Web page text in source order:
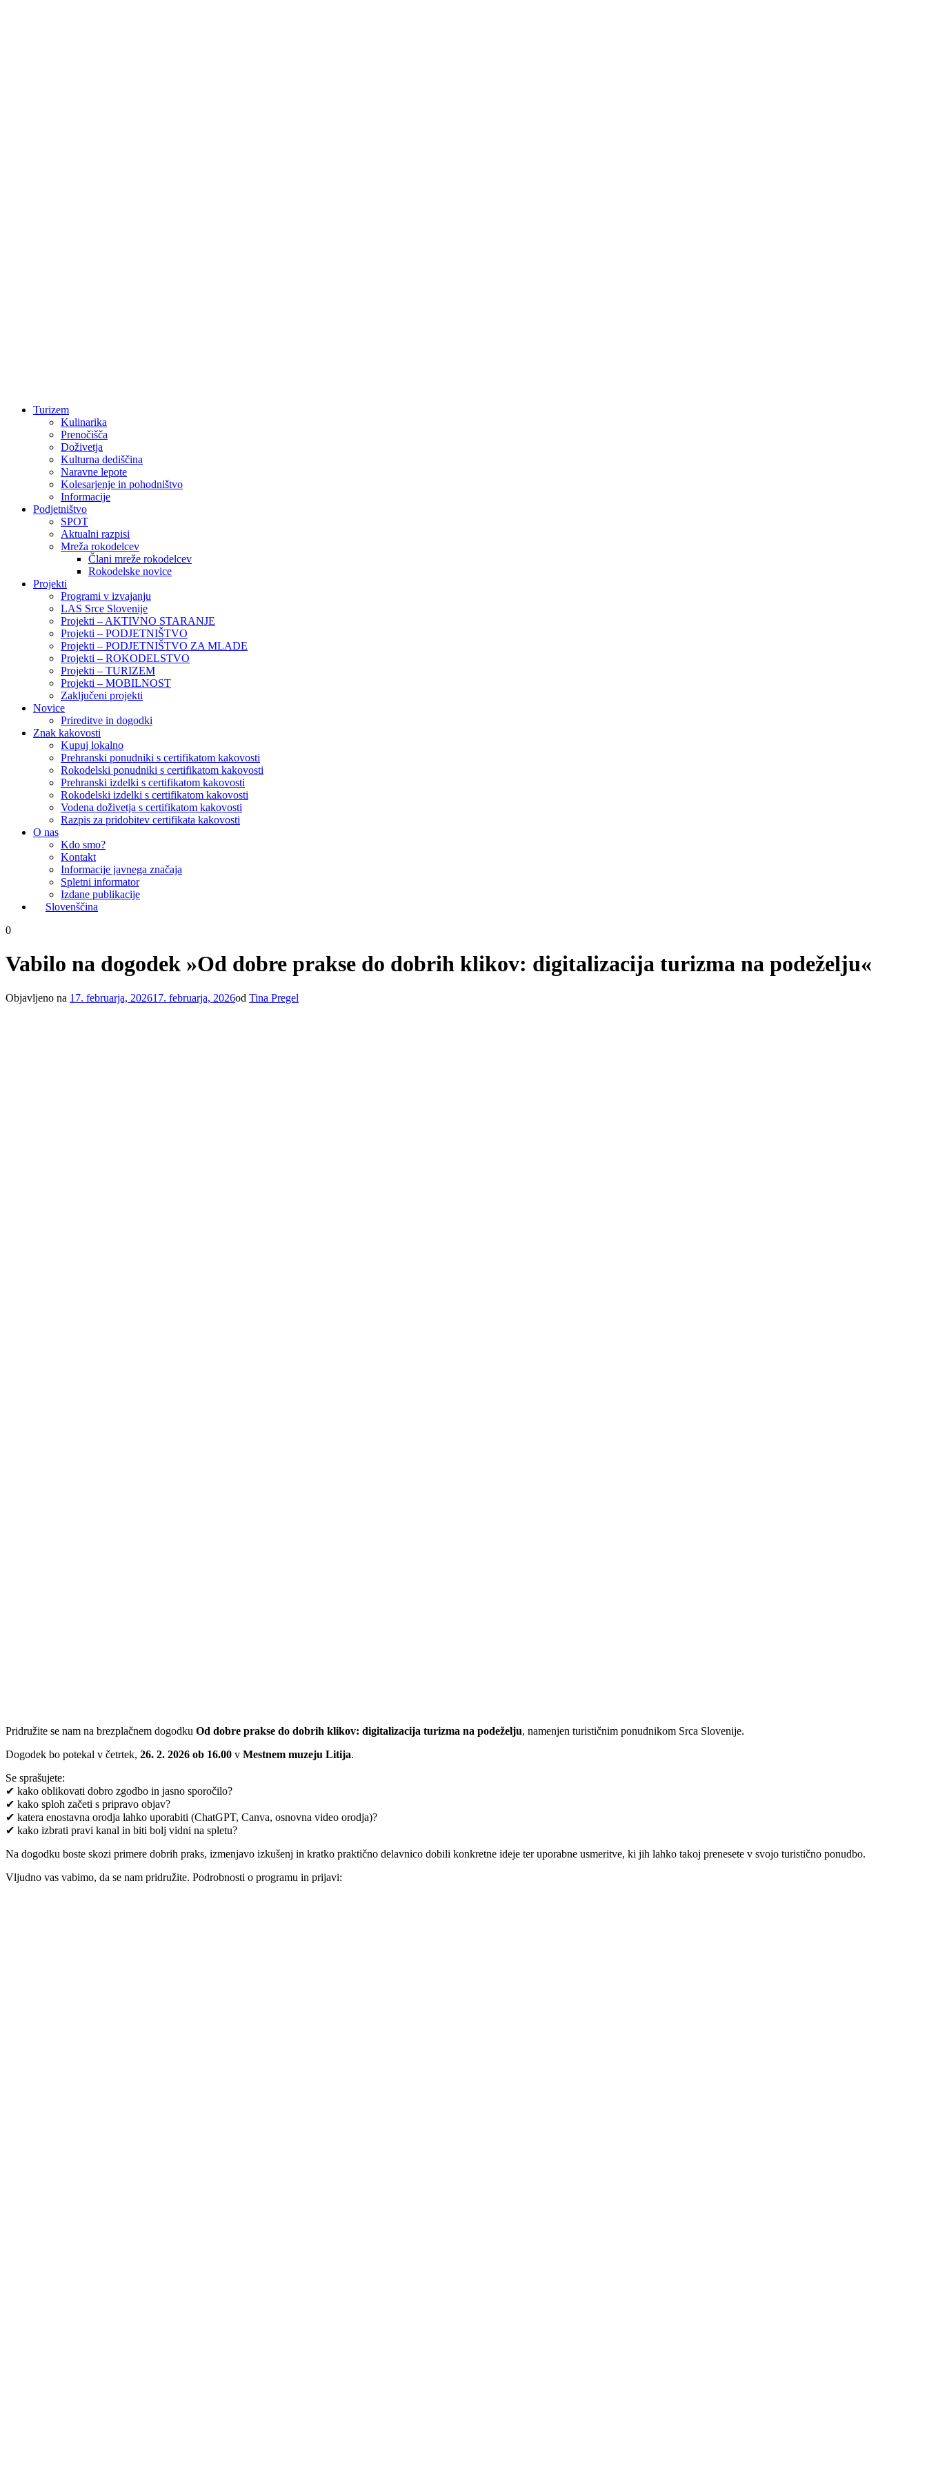
Turizem
Kulinarika
Prenočišča
Doživetja
Kulturna dediščina
Naravne lepote
Kolesarjenje in pohodništvo
Informacije
Podjetništvo
SPOT
Aktualni razpisi
Mreža rokodelcev
Člani mreže rokodelcev
Rokodelske novice
Projekti
Programi v izvajanju
LAS Srce Slovenije
Projekti – AKTIVNO STARANJE
Projekti – PODJETNIŠTVO
Projekti – PODJETNIŠTVO ZA MLADE
Projekti – ROKODELSTVO
Projekti – TURIZEM
Projekti – MOBILNOST
Zaključeni projekti
Novice
Prireditve in dogodki
Znak kakovosti
Kupuj lokalno
Prehranski ponudniki s certifikatom kakovosti
Rokodelski ponudniki s certifikatom kakovosti
Prehranski izdelki s certifikatom kakovosti
Rokodelski izdelki s certifikatom kakovosti
Vodena doživetja s certifikatom kakovosti
Razpis za pridobitev certifikata kakovosti
O nas
Kdo smo?
Kontakt
Informacije javnega značaja
Spletni informator
Izdane publikacije
Slovenščina
0
Vabilo na dogodek »Od dobre prakse do dobrih klikov: digitalizacija turizma na podeželju«
Objavljeno na 17. februarja, 202617. februarja, 2026od Tina Pregel
Pridružite se nam na brezplačnem dogodku Od dobre prakse do dobrih klikov: digitalizacija turizma na podeželju, namenjen turističnim ponudnikom Srca Slovenije.
Dogodek bo potekal v četrtek, 26. 2. 2026 ob 16.00 v Mestnem muzeju Litija.
Se sprašujete:
✔ kako oblikovati dobro zgodbo in jasno sporočilo?
✔ kako sploh začeti s pripravo objav?
✔ katera enostavna orodja lahko uporabiti (ChatGPT, Canva, osnovna video orodja)?
✔ kako izbrati pravi kanal in biti bolj vidni na spletu?
Na dogodku boste skozi primere dobrih praks, izmenjavo izkušenj in kratko praktično delavnico dobili konkretne ideje ter uporabne usmeritve, ki jih lahko takoj prenesete v svojo turistično ponudbo.
Vljudno vas vabimo, da se nam pridružite. Podrobnosti o programu in prijavi: